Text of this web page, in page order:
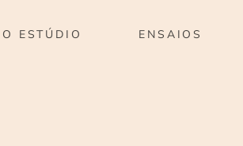
O ESTÚDIO ENSAIOS